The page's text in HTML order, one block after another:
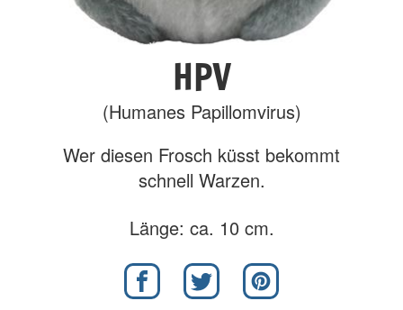
HPV
(Humanes Papillomvirus)
Wer diesen Frosch küsst bekommt
schnell Warzen.
Länge: ca. 10 cm.